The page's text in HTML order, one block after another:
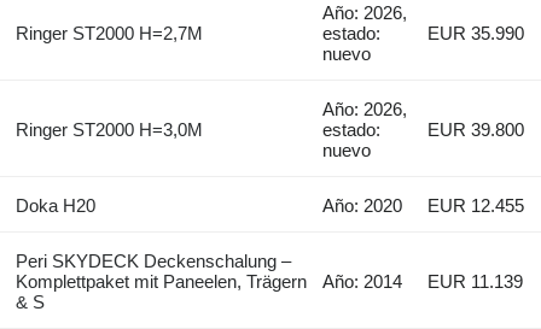
Ringer ST2000 H=2,7M
Año: 2026,
estado:
nuevo
EUR 35.990
Ringer ST2000 H=3,0M
Año: 2026,
estado:
nuevo
EUR 39.800
Doka H20 Año: 2020 EUR 12.455
Peri SKYDECK Deckenschalung –
Komplettpaket mit Paneelen, Trägern
& S
Año: 2014 EUR 11.139